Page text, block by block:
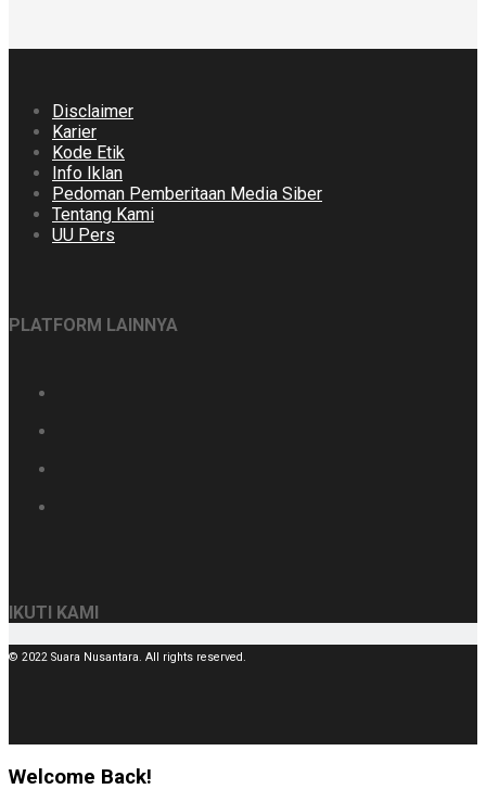
Disclaimer
Karier
Kode Etik
Info Iklan
Pedoman Pemberitaan Media Siber
Tentang Kami
UU Pers
PLATFORM LAINNYA
IKUTI KAMI
© 2022 Suara Nusantara. All rights reserved.
Welcome Back!